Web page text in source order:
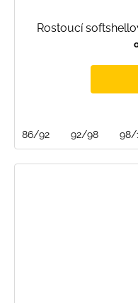
Rostoucí
86/92 92/98 98/